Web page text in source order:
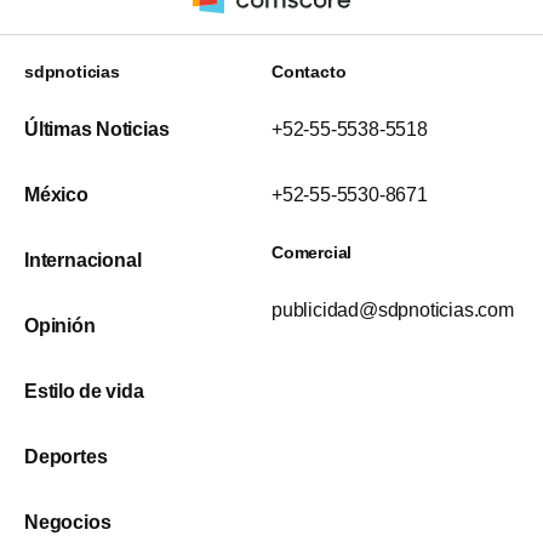
sdpnoticias
Últimas Noticias
México
Internacional
Opinión
Estilo de vida
Deportes
Negocios
Contacto
+52-55-5538-5518
+52-55-5530-8671
Comercial
publicidad@sdpnoticias.com